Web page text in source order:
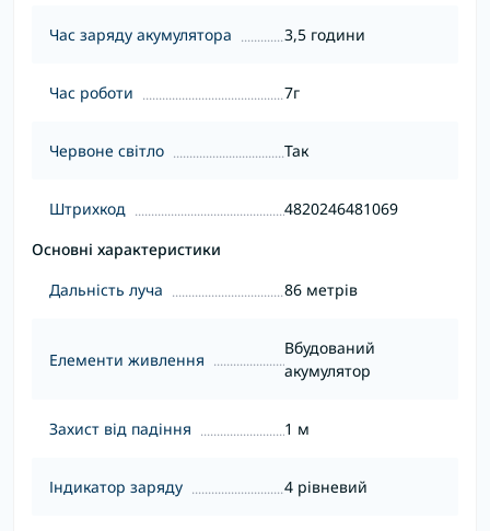
Час заряду акумулятора 3,5 години
Час роботи 7г
Червоне світло Так
Штрихкод
4820246481069
Основні характеристики
Дальність луча
86 метрів
Елементи живлення
Вбудований
акумулятор
Захист від падіння 1 м
Індикатор заряду 4 рівневий